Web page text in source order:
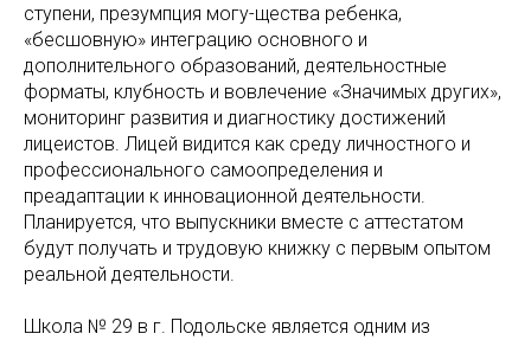
ступени, презумпция могу-щества ребенка,
«бесшовную» интеграцию основного и
дополнительного образований, деятельностные
форматы, клубность и вовлечение «Значимых других»,
мониторинг развития и диагностику достижений
лицеистов. Лицей видится как среду личностного и
профессионального самоопределения и
преадаптации к инновационной деятельности.
Планируется, что выпускники вместе с аттестатом
будут получать и трудовую книжку с первым опытом
реальной деятельности.
Школа № 29 в г. Подольске является одним из